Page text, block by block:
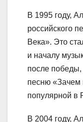
В 1995 году,
российского
Века». Это
и началу
после
песню «Зачем
популярной в
В 2004 году,